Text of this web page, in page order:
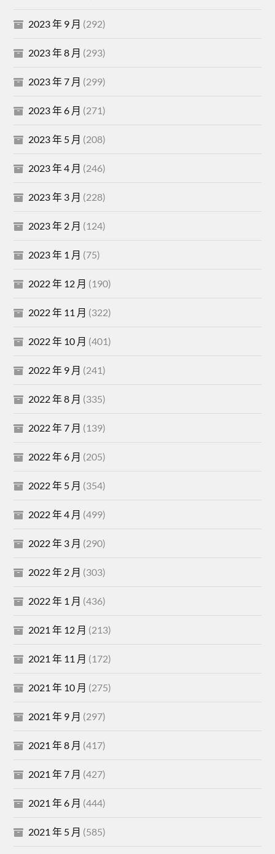
2023 年 9 月 (292)
2023 年 8 月 (293)
2023 年 7 月 (299)
2023 年 6 月 (271)
2023 年 5 月 (208)
2023 年 4 月 (246)
2023 年 3 月 (228)
2023 年 2 月 (124)
2023 年 1 月 (75)
2022 年 12 月 (190)
2022 年 11 月 (322)
2022 年 10 月 (401)
2022 年 9 月 (241)
2022 年 8 月 (335)
2022 年 7 月 (139)
2022 年 6 月 (205)
2022 年 5 月 (354)
2022 年 4 月 (499)
2022 年 3 月 (290)
2022 年 2 月 (303)
2022 年 1 月 (436)
2021 年 12 月 (213)
2021 年 11 月 (172)
2021 年 10 月 (275)
2021 年 9 月 (297)
2021 年 8 月 (417)
2021 年 7 月 (427)
2021 年 6 月 (444)
2021 年 5 月 (585)